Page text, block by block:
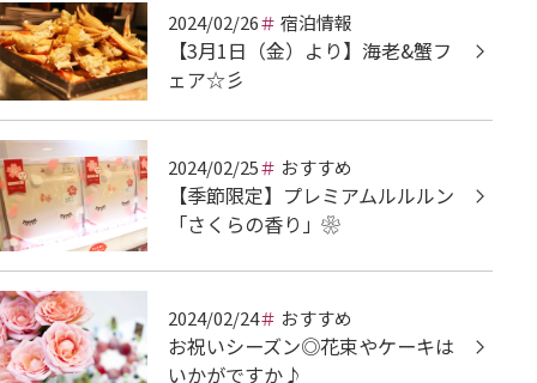
2024/02/26 宿泊情報
【3月1日（金）より】海老&蟹フ
ェア☆彡
2024/02/25 おすすめ
【季節限定】プレミアムルルルン
「さくらの香り」❀
2024/02/24 おすすめ
お祝いシーズン◎花束やケーキは
いかがですか♪